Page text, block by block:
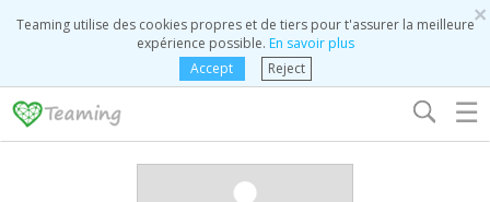
×
Teaming utilise des cookies propres et de tiers pour t'assurer la meilleure
expérience possible. En savoir plus
Accept
Reject
☰